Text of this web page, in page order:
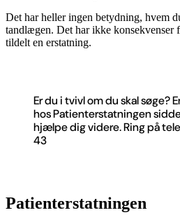
Det har heller ingen betydning, hvem
tandlægen. Det har ikke konsekvenser
tildelt en erstatning.
Er du i tvivl om du skal søge?
hos Patienterstatningen
hjælpe dig videre. Ring på
43
Patienterstatningen